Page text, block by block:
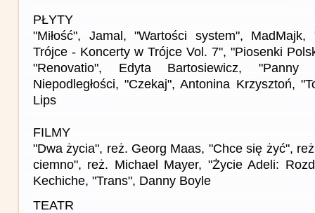
PŁYTY
"Miłość", Jamal, "Wartości system",
Trójce - Koncerty w Trójce Vol. 7", "Piosenki
"Renovatio", Edyta Bartosiewicz, "Panny
Niepodległości, "Czekaj", Antonina Krzysztoń,
Lips
FILMY
"Dwa życia", reż. Georg Maas, "Chce się żyć",
ciemno", reż. Michael Mayer, "Życie Adeli:
Kechiche, "Trans", Danny Boyle
TEATR